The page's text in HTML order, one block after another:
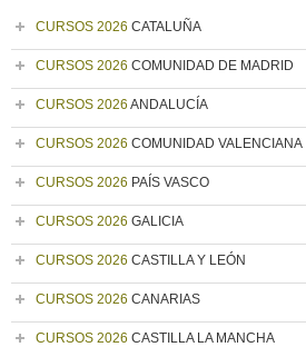
CURSOS 2026 CATALUÑA
CURSOS 2026 COMUNIDAD DE MADRID
CURSOS 2026 ANDALUCÍA
CURSOS 2026 COMUNIDAD VALENCIANA
CURSOS 2026 PAÍS VASCO
CURSOS 2026 GALICIA
CURSOS 2026 CASTILLA Y LEÓN
CURSOS 2026 CANARIAS
CURSOS 2026 CASTILLA LA MANCHA